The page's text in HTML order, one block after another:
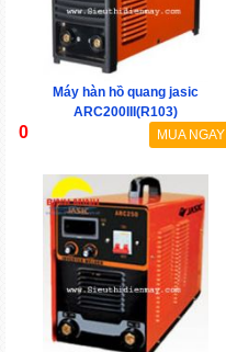
Máy hàn hồ quang jasic
ARC200III(R103)
0 MUA NGAY